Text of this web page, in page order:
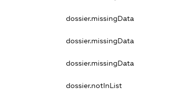
dossier.missingData
dossier.missingData
dossier.missingData
dossier.notInList